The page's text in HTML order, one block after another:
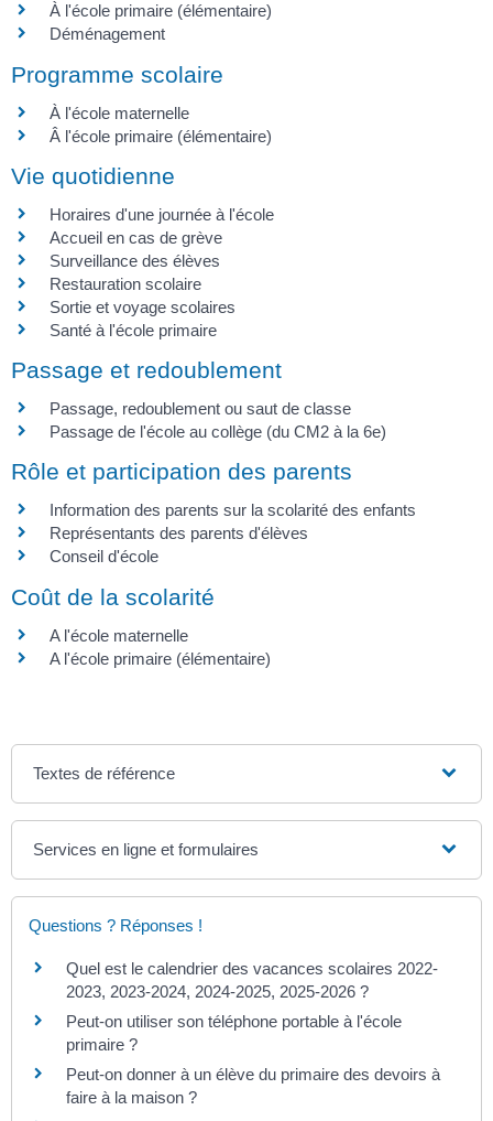
À l'école primaire (élémentaire)
Déménagement
Programme scolaire
À l'école maternelle
Â l'école primaire (élémentaire)
Vie quotidienne
Horaires d'une journée à l'école
Accueil en cas de grève
Surveillance des élèves
Restauration scolaire
Sortie et voyage scolaires
Santé à l'école primaire
Passage et redoublement
Passage, redoublement ou saut de classe
Passage de l'école au collège (du CM2 à la 6e)
Rôle et participation des parents
Information des parents sur la scolarité des enfants
Représentants des parents d'élèves
Conseil d'école
Coût de la scolarité
A l'école maternelle
A l'école primaire (élémentaire)
Textes de référence
Services en ligne et formulaires
Questions ? Réponses !
Quel est le calendrier des vacances scolaires 2022-
2023, 2023-2024, 2024-2025, 2025-2026 ?
Peut-on utiliser son téléphone portable à l'école
primaire ?
Peut-on donner à un élève du primaire des devoirs à
faire à la maison ?